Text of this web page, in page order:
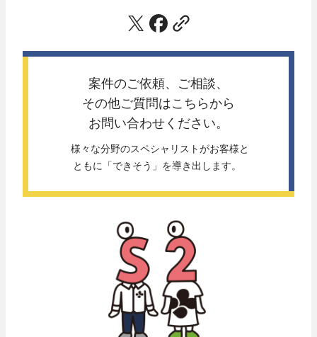
案件のご依頼、ご相談、
その他ご質問はこちらから
お問い合わせください。
様々な分野のスペシャリストがお客様と
ともに「できそう」を導き出します。